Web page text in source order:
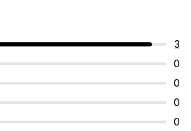
3
0
0
0
0